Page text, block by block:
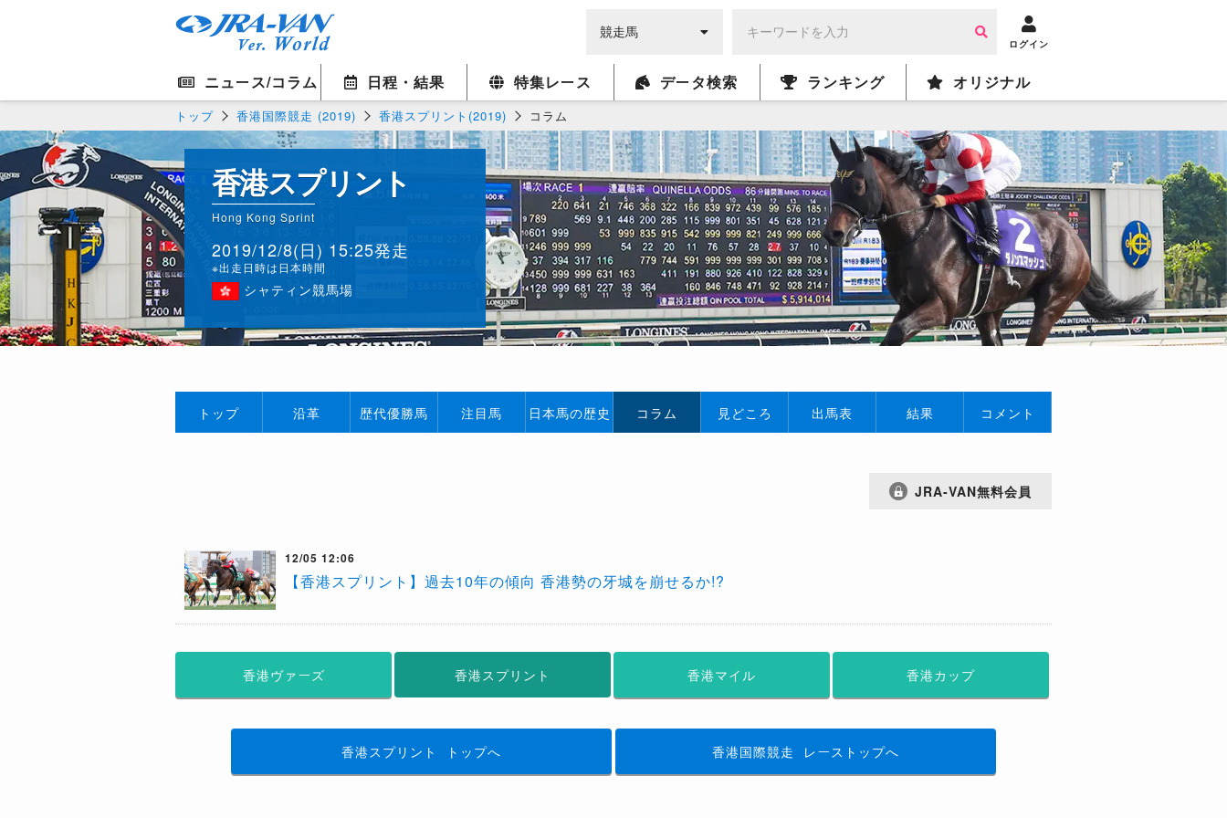
ログイン
ニュース/コラム 日程・結果 特集レース データ検索 ランキング オリジナル
トップ 香港国際競走 (2019) 香港スプリント(2019) コラム
香港スプリント
Hong Kong Sprint
2019/12/8(日) 15:25発走
※出走日時は日本時間
シャティン競馬場
トップ 沿革 歴代優勝馬 注目馬 日本馬の歴史 コラム 見どころ 出馬表 結果 コメント
JRA-VAN無料会員
12/05 12:06
【香港スプリント】過去10年の傾向 香港勢の牙城を崩せるか!?
香港ヴァーズ 香港スプリント 香港マイル 香港カップ
香港スプリント トップへ 香港国際競走 レーストップへ